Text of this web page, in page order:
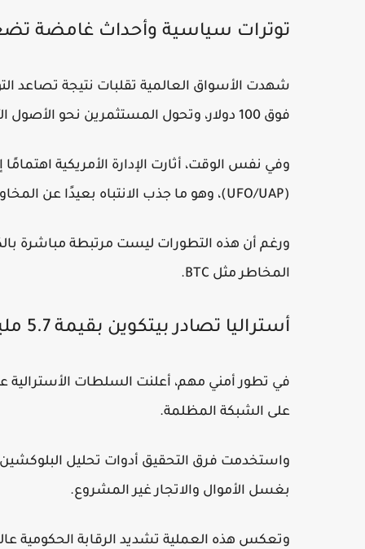
توترات سياسية وأحداث غامضة
شهدت الأسواق العالمية تقلبات نتيجة تصاعد
فوق 100 دولار، وتحول المستثمرين نحو الأصول الآمنة.
وفي نفس الوقت، أثارت الإدارة الأمريكية
(UFO/UAP)، وهو ما جذب الانتباه بعيدًا عن المخاوف الجيوسياسية مؤقتًا.
ورغم أن هذه التطورات ليست مرتبطة مباشرة
المخاطر مثل BTC.
أستراليا تصادر بيتكوين بقيمة 5.7 مليون دولار
على الشبكة المظلمة.
واستخدمت فرق التحقيق أدوات تحليل
بغسل الأموال والاتجار غير المشروع.
وتعكس هذه العملية تشديد الرقابة الحكومية